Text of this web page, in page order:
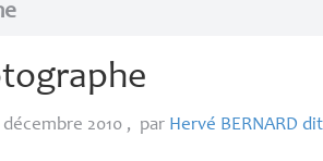
2010 , par Hervé BERNARD dit